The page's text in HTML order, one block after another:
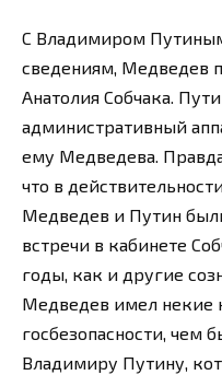
С Владимиром
сведениям, Медведев
Анатолия Собчака.
административный
ему Медведева.
что в
Медведев и Путин
встречи в кабинете
годы, как и другие
Медведев имел некие
госбезопасности, чем
Владимиру Путину,